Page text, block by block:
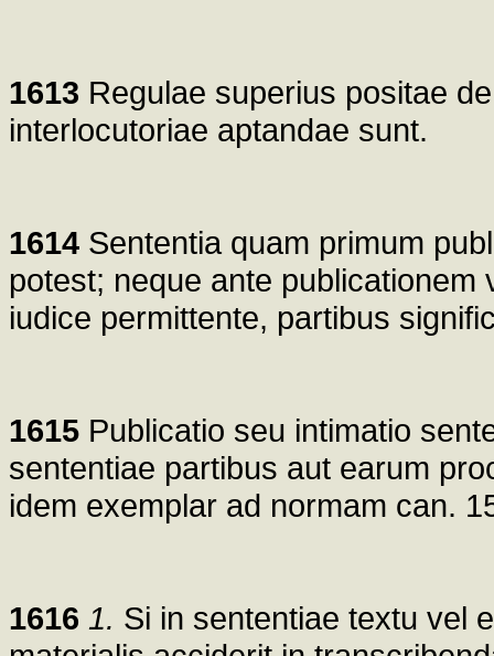
1613 Regulae superius positae
interlocutoriae aptandae sunt.
1614 Sententia quam primum
potest; neque ante
iudice permittente, partibus
1615 Publicatio seu intimatio
sententiae partibus aut earum
idem exemplar ad normam can.
1616 1. Si in sententiae textu vel